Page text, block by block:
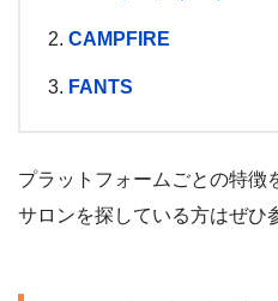
CAMPFIRE
FANTS
プラットフォームごとの特徴
サロンを探している方はぜひ